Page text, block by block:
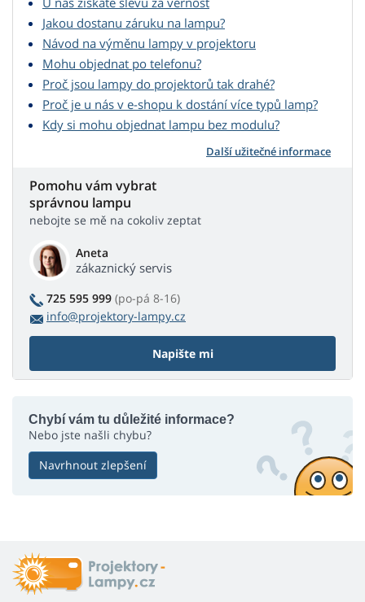
Jakou dostanu záruku na lampu?
Návod na výměnu lampy v projektoru
Mohu objednat po telefonu?
Proč jsou lampy do projektorů tak drahé?
Proč je u nás v e-shopu k dostání více typů lamp?
Kdy si mohu objednat lampu bez modulu?
Další užitečné informace
Pomohu vám vybrat
správnou lampu
nebojte se mě na cokoliv zeptat
Aneta
zákaznický servis
725 595 999 (po-pá 8-16)
info@projektory-lampy.cz
Napište mi
Chybí vám tu důležité informace?
Nebo jste našli chybu?
Navrhnout zlepšení